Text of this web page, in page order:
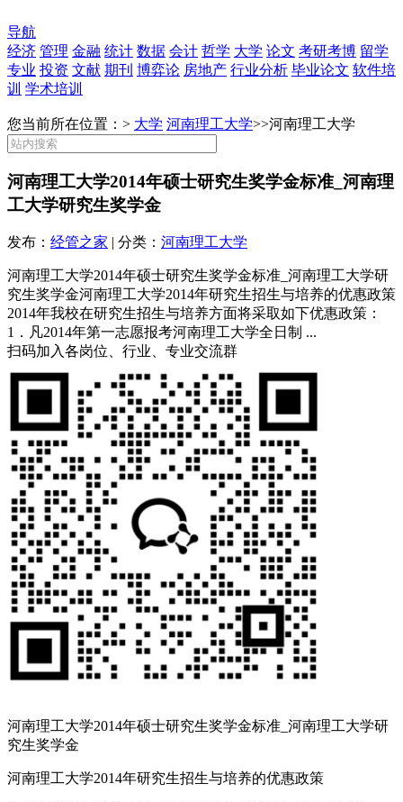
导航
经济 管理 金融 统计 数据 会计 哲学 大学 论文 考研考博 留学
专业 投资 文献 期刊 博弈论 房地产 行业分析 毕业论文 软件培
训 学术培训
您当前所在位置：> 大学 河南理工大学>>河南理工大学
河南理工大学2014年硕士研究生奖学金标准_河南理
工大学研究生奖学金
发布： 经管之家 | 分类： 河南理工大学
河南理工大学2014年硕士研究生奖学金标准_河南理工大学研
究生奖学金河南理工大学2014年研究生招生与培养的优惠政策
2014年我校在研究生招生与培养方面将采取如下优惠政策：
1．凡2014年第一志愿报考河南理工大学全日制 ...
扫码加入各岗位、行业、专业交流群
河南理工大学2014年硕士研究生奖学金标准_河南理工大学研
究生奖学金
河南理工大学2014年研究生招生与培养的优惠政策